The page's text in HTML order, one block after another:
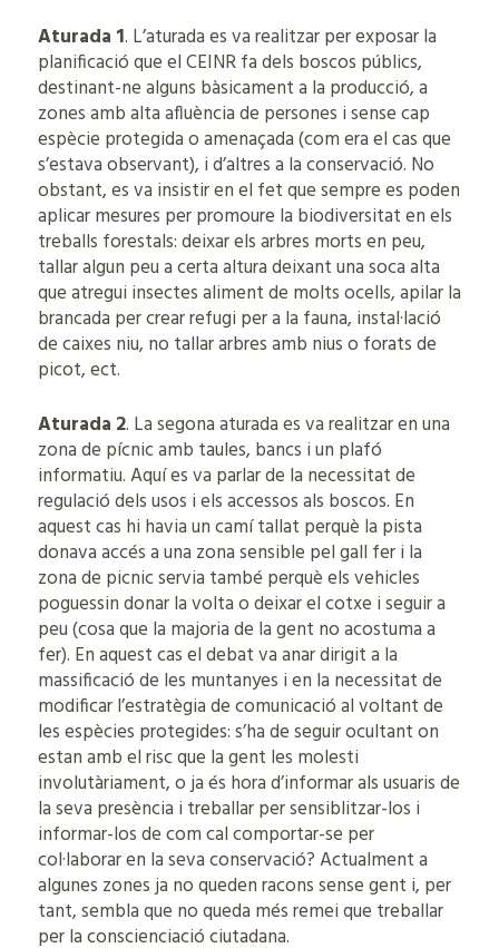
Aturada 1. L’aturada es va realitzar per exposar la
planificació que el CEINR fa dels boscos públics,
destinant-ne alguns bàsicament a la producció, a
zones amb alta afluència de persones i sense cap
espècie protegida o amenaçada (com era el cas que
s’estava observant), i d’altres a la conservació. No
obstant, es va insistir en el fet que sempre es poden
aplicar mesures per promoure la biodiversitat en els
treballs forestals: deixar els arbres morts en peu,
tallar algun peu a certa altura deixant una soca alta
que atregui insectes aliment de molts ocells, apilar la
brancada per crear refugi per a la fauna, instal·lació
de caixes niu, no tallar arbres amb nius o forats de
picot, ect.
Aturada 2. La segona aturada es va realitzar en una
zona de pícnic amb taules, bancs i un plafó
informatiu. Aquí es va parlar de la necessitat de
regulació dels usos i els accessos als boscos. En
aquest cas hi havia un camí tallat perquè la pista
donava accés a una zona sensible pel gall fer i la
zona de picnic servia també perquè els vehicles
poguessin donar la volta o deixar el cotxe i seguir a
peu (cosa que la majoria de la gent no acostuma a
fer). En aquest cas el debat va anar dirigit a la
massificació de les muntanyes i en la necessitat de
modificar l’estratègia de comunicació al voltant de
les espècies protegides: s’ha de seguir ocultant on
estan amb el risc que la gent les molesti
involutàriament, o ja és hora d’informar als usuaris de
la seva presència i treballar per sensiblitzar-los i
informar-los de com cal comportar-se per
col·laborar en la seva conservació? Actualment a
algunes zones ja no queden racons sense gent i, per
tant, sembla que no queda més remei que treballar
per la conscienciació ciutadana.